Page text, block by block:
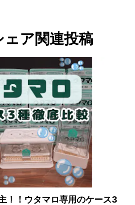
ェア関連投稿
！！ウタマロ専用のケース3